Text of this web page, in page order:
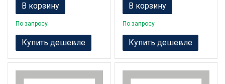
В корзину
По запросу
Купить дешевле
В корзину
По запросу
Купить дешевле